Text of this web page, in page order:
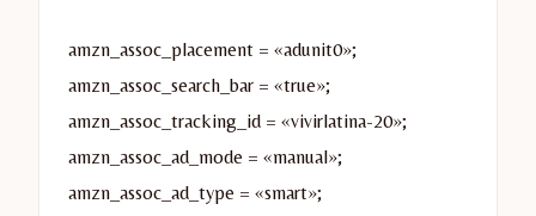
amzn_assoc_placement = «adunit0»;
amzn_assoc_search_bar = «true»;
amzn_assoc_tracking_id = «vivirlatina-20»;
amzn_assoc_ad_mode = «manual»;
amzn_assoc_ad_type = «smart»;